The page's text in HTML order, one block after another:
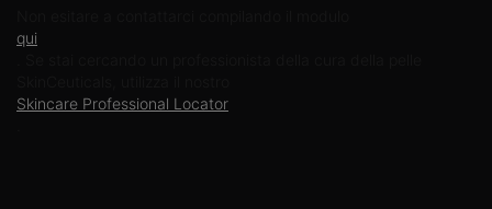
qui
Skincare Professional Locator